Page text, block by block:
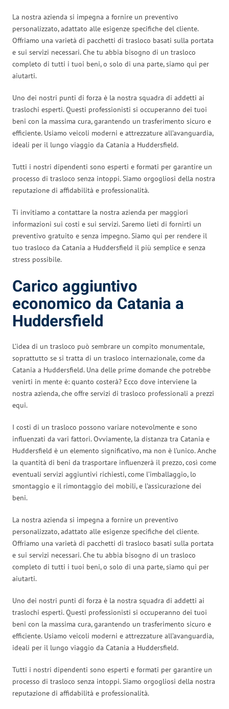
La nostra azienda si impegna a fornire un preventivo
personalizzato, adattato alle esigenze specifiche del cliente.
Offriamo una varietà di pacchetti di trasloco basati sulla portata
e sui servizi necessari. Che tu abbia bisogno di un trasloco
completo di tutti i tuoi beni, o solo di una parte, siamo qui per
aiutarti.
Uno dei nostri punti di forza è la nostra squadra di addetti ai
traslochi esperti. Questi professionisti si occuperanno dei tuoi
beni con la massima cura, garantendo un trasferimento sicuro e
efficiente. Usiamo veicoli moderni e attrezzature all’avanguardia,
ideali per il lungo viaggio da Catania a Huddersfield.
Tutti i nostri dipendenti sono esperti e formati per garantire un
processo di trasloco senza intoppi. Siamo orgogliosi della nostra
reputazione di affidabilità e professionalità.
Ti invitiamo a contattare la nostra azienda per maggiori
informazioni sui costi e sui servizi. Saremo lieti di fornirti un
preventivo gratuito e senza impegno. Siamo qui per rendere il
tuo trasloco da Catania a Huddersfield il più semplice e senza
stress possibile.
Carico aggiuntivo
economico da Catania a
Huddersfield
L’idea di un trasloco può sembrare un compito monumentale,
soprattutto se si tratta di un trasloco internazionale, come da
Catania a Huddersfield. Una delle prime domande che potrebbe
venirti in mente è: quanto costerà? Ecco dove interviene la
nostra azienda, che offre servizi di trasloco professionali a prezzi
equi.
I costi di un trasloco possono variare notevolmente e sono
influenzati da vari fattori. Ovviamente, la distanza tra Catania e
Huddersfield è un elemento significativo, ma non è l’unico. Anche
la quantità di beni da trasportare influenzerà il prezzo, così come
eventuali servizi aggiuntivi richiesti, come l’imballaggio, lo
smontaggio e il rimontaggio dei mobili, e l’assicurazione dei
beni.
La nostra azienda si impegna a fornire un preventivo
personalizzato, adattato alle esigenze specifiche del cliente.
Offriamo una varietà di pacchetti di trasloco basati sulla portata
e sui servizi necessari. Che tu abbia bisogno di un trasloco
completo di tutti i tuoi beni, o solo di una parte, siamo qui per
aiutarti.
Uno dei nostri punti di forza è la nostra squadra di addetti ai
traslochi esperti. Questi professionisti si occuperanno dei tuoi
beni con la massima cura, garantendo un trasferimento sicuro e
efficiente. Usiamo veicoli moderni e attrezzature all’avanguardia,
ideali per il lungo viaggio da Catania a Huddersfield.
Tutti i nostri dipendenti sono esperti e formati per garantire un
processo di trasloco senza intoppi. Siamo orgogliosi della nostra
reputazione di affidabilità e professionalità.